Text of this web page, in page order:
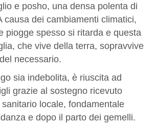
e posho, una densa polenta di
causa dei cambiamenti climatici,
piogge spesso si ritarda e questa
che vive della terra, sopravvive
necessario.
sia indebolita, è riuscita ad
grazie al sostegno ricevuto
locale, fondamentale
e dopo il parto dei gemelli.